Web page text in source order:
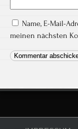
Name, E-Mail-
meinen nächsten